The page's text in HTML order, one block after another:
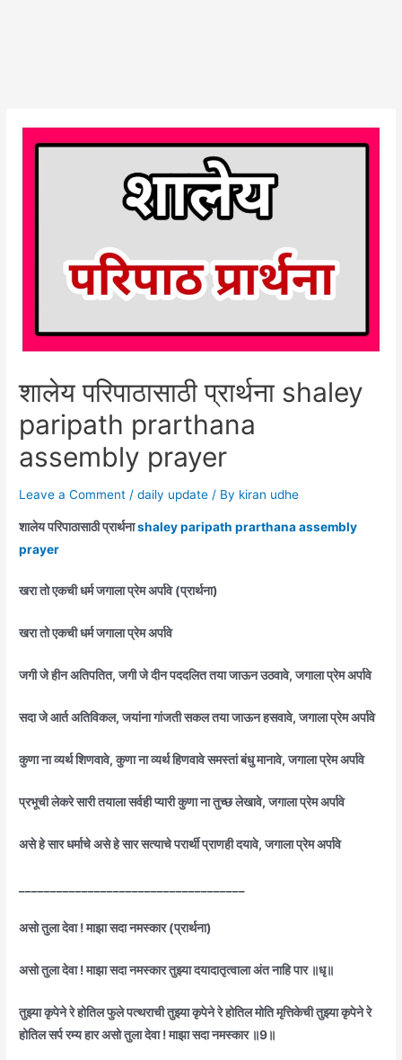
शालेय परिपाठासाठी प्रार्थना shaley
paripath prarthana
assembly prayer
Leave a Comment /daily update / By kiran udhe
शालेय परिपाठासाठी प्रार्थनाshaley paripath prarthana assembly
prayer
खरा तो एकची धर्म जगाला प्रेम अर्पावे (प्रार्थना)
खरा तो एकची धर्म जगाला प्रेम अर्पावे
जगी जे हीन अतिपतित, जगी जे दीन पददलित तया जाऊन उठवावे, जगाला प्रेम अर्पावे
सदा जे आर्त अतिविकल, जयांना गांजती सकल तया जाऊन हसवावे, जगाला प्रेम अर्पावे
कुणा ना व्यर्थ शिणवावे, कुणा ना व्यर्थ हिणवावे समस्तां बंधु मानावे, जगाला प्रेम अर्पावे
प्रभूची लेकरे सारी तयाला सर्वही प्यारी कुणा ना तुच्छ लेखावे, जगाला प्रेम अर्पावे
असे हे सार धर्माचे असे हे सार सत्याचे परार्थी प्राणही दयावे, जगाला प्रेम अर्पावे
असो तुला देवा ! माझा सदा नमस्कार (प्रार्थना)
असो तुला देवा ! माझा सदा नमस्कार तुझ्या दयादातृत्वाला अंत नाहि पार ॥धृ॥
तुझ्या कृपेने रे होतिल फुले पत्थराची तुझ्या कृपेने रे होतिल मोति मृत्तिकेची तुझ्या कृपेने रे
होतिल सर्प रम्य हार असो तुला देवा ! माझा सदा नमस्कार ॥9॥